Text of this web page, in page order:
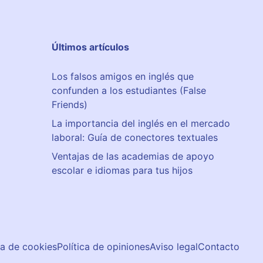
Últimos artículos
Los falsos amigos en inglés que
confunden a los estudiantes (False
Friends)
La importancia del inglés en el mercado
laboral: Guía de conectores textuales
Ventajas de las academias de apoyo
escolar e idiomas para tus hijos
de cookiesPolítica de opinionesAviso legalContacto